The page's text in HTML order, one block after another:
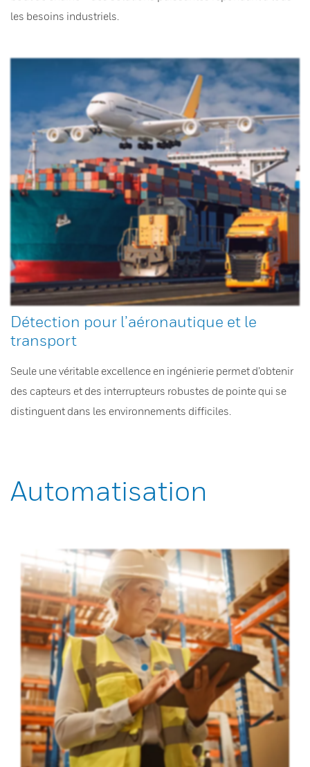
les besoins industriels.
Détection pour l’aéronautique et le
transport
Seule une véritable excellence en ingénierie permet d’obtenir
des capteurs et des interrupteurs robustes de pointe qui se
distinguent dans les environnements difficiles.
Automatisation